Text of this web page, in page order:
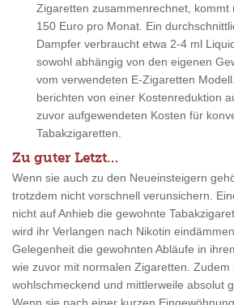
Zigaretten zusammenrechnet, kommt
150 Euro pro Monat. Ein
Dampfer verbraucht etwa 2-4 ml
sowohl abhängig von den eigenen
vom verwendeten E-Zigaretten
berichten von einer Kostenreduktion
zuvor aufgewendeten Kosten für
Tabakzigaretten.
Zu guter Letzt…
Wenn sie auch zu den Neueinsteigern
trotzdem nicht vorschnell verunsichern.
nicht auf Anhieb die gewohnte
wird ihr Verlangen nach Nikotin
Gelegenheit die gewohnten Abläufe in
wie zuvor mit normalen Zigaretten. Zudem
wohlschmeckend und mittlerweile absolut